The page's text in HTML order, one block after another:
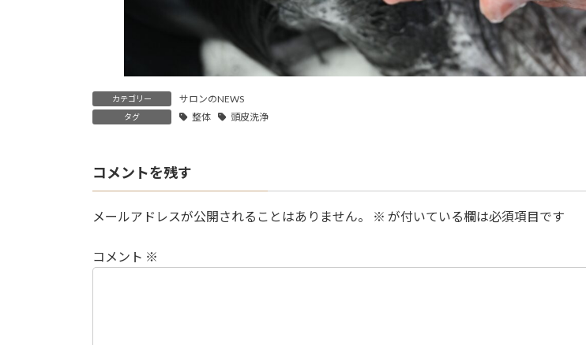
カテゴリー サロンのNEWS
タグ 整体 頭皮洗浄
コメントを残す
メールアドレスが公開されることはありません。 ※ が付いている欄は必須項目です
コメント ※